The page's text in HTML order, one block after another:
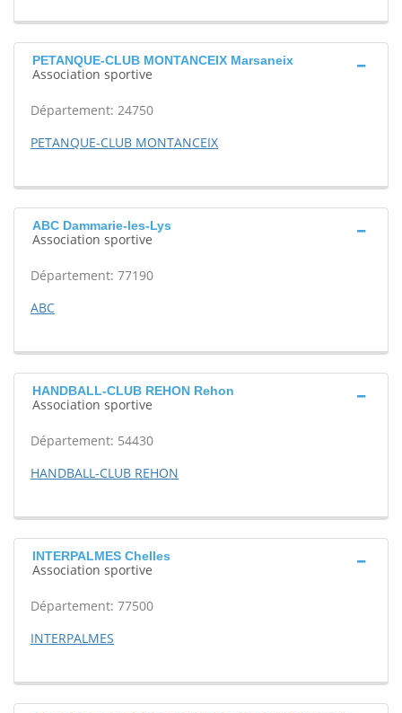
PETANQUE-CLUB MONTANCEIX Marsaneix
Association sportive
Département: 24750
PETANQUE-CLUB MONTANCEIX
ABC Dammarie-les-Lys
Association sportive
Département: 77190
ABC
HANDBALL-CLUB REHON Rehon
Association sportive
Département: 54430
HANDBALL-CLUB REHON
INTERPALMES Chelles
Association sportive
Département: 77500
INTERPALMES